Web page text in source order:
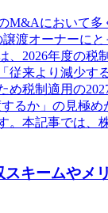
M&Aにおいて多
渡オーナーに
、2026年度の税
従来より減少す
め税制適用の
るか」の見極め
。本記事では、
キームやメ